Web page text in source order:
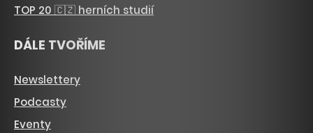
TOP 20 🇨🇿 herních studií
DÁLE TVOŘÍME
Newslettery
Podcasty
Eventy